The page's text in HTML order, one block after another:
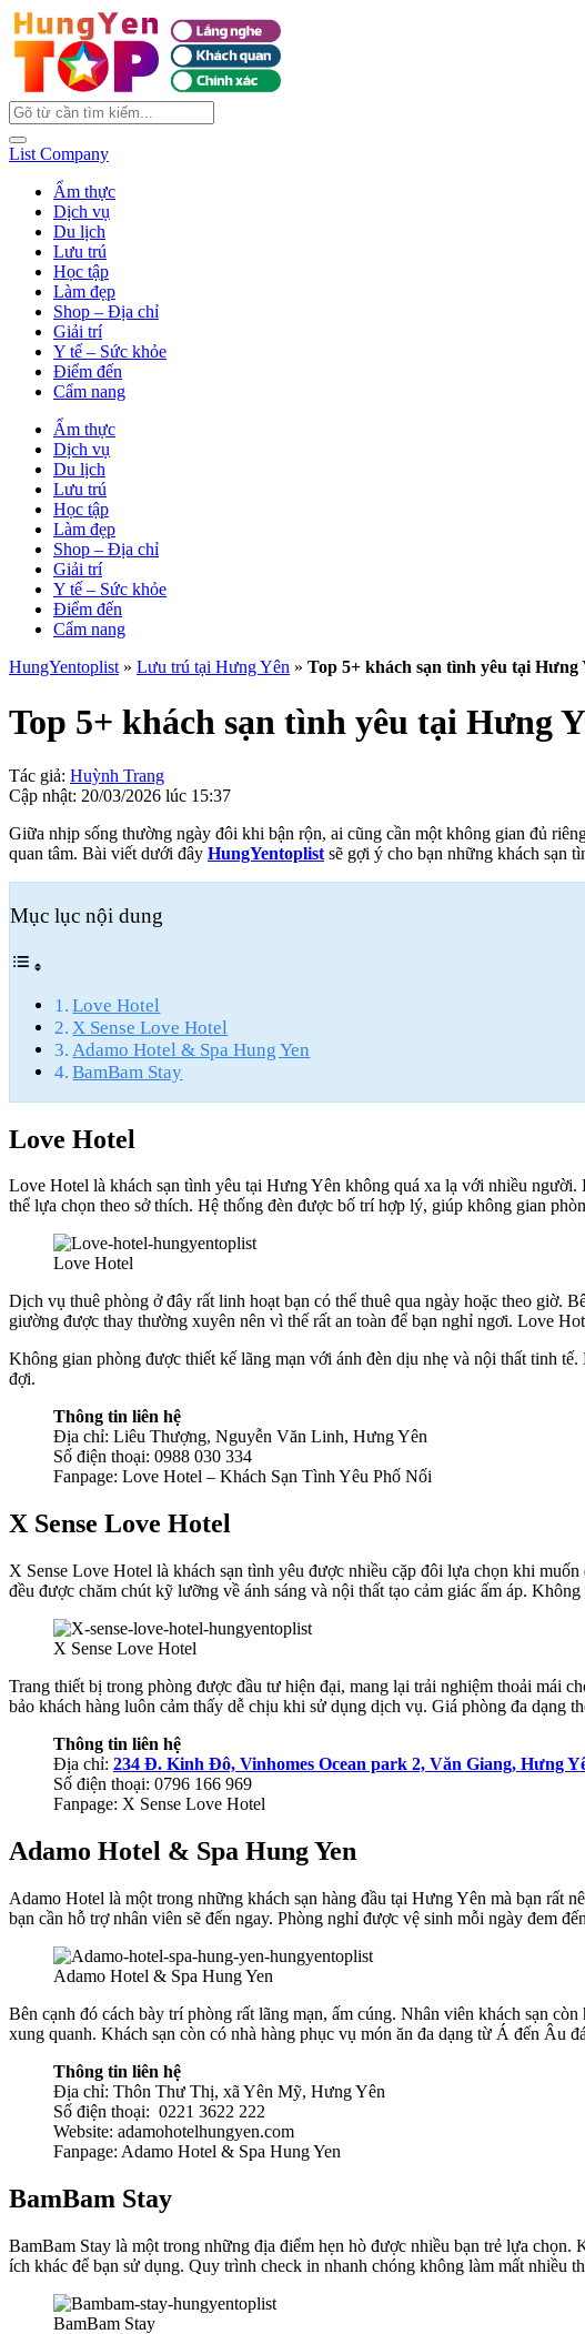
List Company
Ẩm thực
Dịch vụ
Du lịch
Lưu trú
Học tập
Làm đẹp
Shop – Địa chỉ
Giải trí
Y tế – Sức khỏe
Điểm đến
Cẩm nang
Ẩm thực
Dịch vụ
Du lịch
Lưu trú
Học tập
Làm đẹp
Shop – Địa chỉ
Giải trí
Y tế – Sức khỏe
Điểm đến
Cẩm nang
HungYentoplist » Lưu trú tại Hưng Yên » Top 5+ khách sạn tình yêu tại
Top 5+ khách sạn tình yêu tại Hưng
Tác giả: Huỳnh Trang
Cập nhật: 20/03/2026 lúc 15:37
Giữa nhịp sống thường ngày đôi khi bận rộn, ai cũng cần một không gian đủ
quan tâm. Bài viết dưới đây HungYentoplist sẽ gợi ý cho bạn những khách sạn
Mục lục nội dung
Love Hotel
X Sense Love Hotel
Adamo Hotel & Spa Hung Yen
BamBam Stay
Love Hotel
Love Hotel là khách sạn tình yêu tại Hưng Yên không quá xa lạ với nhiều
thể lựa chọn theo sở thích. Hệ thống đèn được bố trí hợp lý, giúp không gian
Love Hotel
Dịch vụ thuê phòng ở đây rất linh hoạt bạn có thể thuê qua ngày hoặc theo giờ.
giường được thay thường xuyên nên vì thế rất an toàn để bạn nghỉ ngơi. Love
Không gian phòng được thiết kế lãng mạn với ánh đèn dịu nhẹ và nội thất tinh
đợi.
Thông tin liên hệ
Địa chỉ: Liêu Thượng, Nguyễn Văn Linh, Hưng Yên
Số điện thoại: 0988 030 334
Fanpage: Love Hotel – Khách Sạn Tình Yêu Phố Nối
X Sense Love Hotel
X Sense Love Hotel là khách sạn tình yêu được nhiều cặp đôi lựa chọn khi
đều được chăm chút kỹ lưỡng về ánh sáng và nội thất tạo cảm giác ấm áp.
X Sense Love Hotel
Trang thiết bị trong phòng được đầu tư hiện đại, mang lại trải nghiệm thoải mái
bảo khách hàng luôn cảm thấy dễ chịu khi sử dụng dịch vụ. Giá phòng đa dạng
Thông tin liên hệ
Địa chỉ: 234 Đ. Kinh Đô, Vinhomes Ocean park 2, Văn Giang, Hưng
Số điện thoại: 0796 166 969
Fanpage: X Sense Love Hotel
Adamo Hotel & Spa Hung Yen
Adamo Hotel là một trong những khách sạn hàng đầu tại Hưng Yên mà bạn rất
bạn cần hỗ trợ nhân viên sẽ đến ngay. Phòng nghỉ được vệ sinh mỗi ngày đem
Adamo Hotel & Spa Hung Yen
Bên cạnh đó cách bày trí phòng rất lãng mạn, ấm cúng. Nhân viên khách sạn
xung quanh. Khách sạn còn có nhà hàng phục vụ món ăn đa dạng từ Á đến Âu
Thông tin liên hệ
Địa chỉ: Thôn Thư Thị, xã Yên Mỹ, Hưng Yên
Số điện thoại: 0221 3622 222
Website: adamohotelhungyen.com
Fanpage: Adamo Hotel & Spa Hung Yen
BamBam Stay
BamBam Stay là một trong những địa điểm hẹn hò được nhiều bạn trẻ lựa
ích khác để bạn sử dụng. Quy trình check in nhanh chóng không làm mất nhiều
BamBam Stay